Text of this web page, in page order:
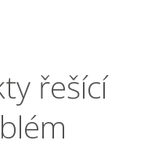
řešící